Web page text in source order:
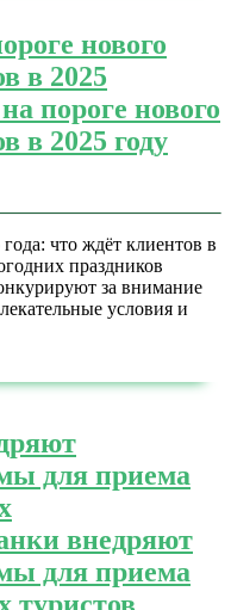
нового
в 2025
пороге нового
в 2025 году
что ждёт клиентов в
праздников
за внимание
условия и
для приема
внедряют
для приема